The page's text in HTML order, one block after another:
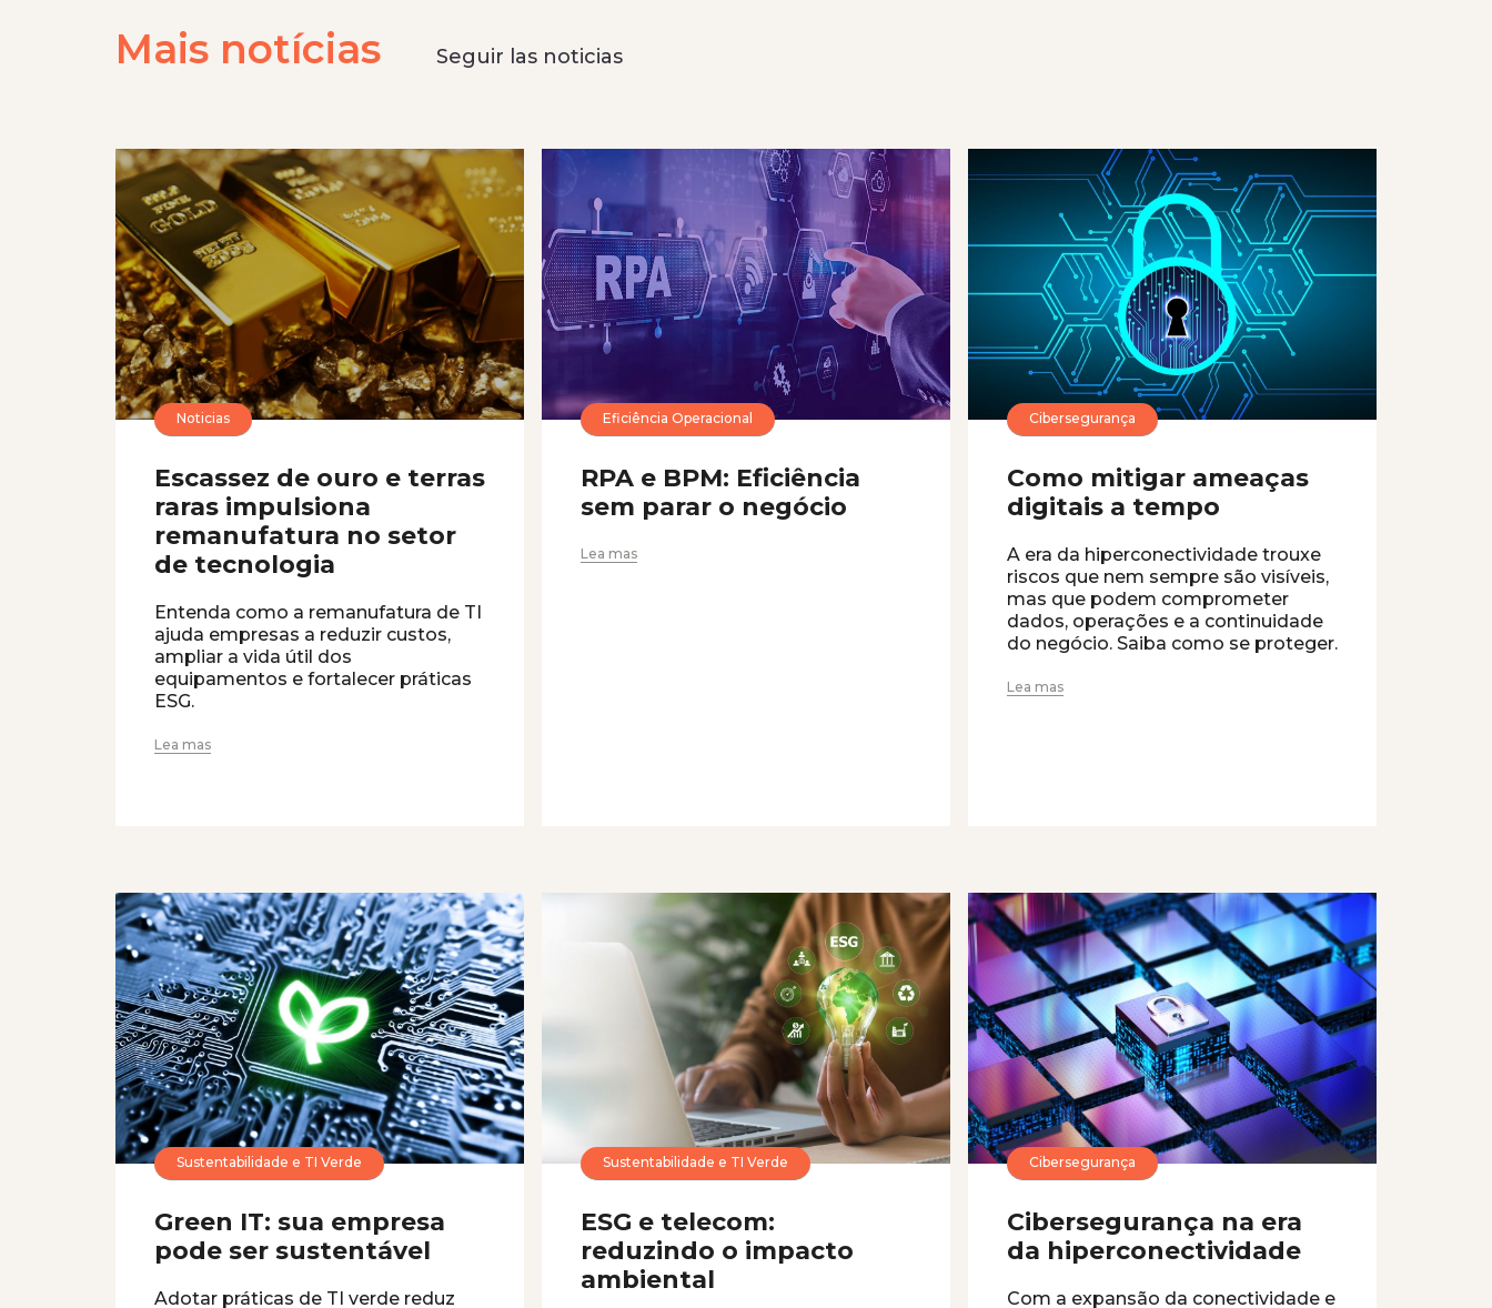
Mais notícias Seguir las noticias
Noticias
Escassez de ouro e terras
raras impulsiona
remanufatura no setor
de tecnologia
Entenda como a remanufatura de TI
ajuda empresas a reduzir custos,
ampliar a vida útil dos
equipamentos e fortalecer práticas
ESG.
Lea mas
Eficiência Operacional
RPA e BPM: Eficiência
sem parar o negócio
Lea mas
Cibersegurança
Como mitigar ameaças
digitais a tempo
A era da hiperconectividade trouxe
riscos que nem sempre são visíveis,
mas que podem comprometer
dados, operações e a continuidade
do negócio. Saiba como se proteger.
Lea mas
Sustentabilidade e TI Verde
Green IT: sua empresa
pode ser sustentável
Adotar práticas de TI verde reduz
Sustentabilidade e TI Verde
ESG e telecom:
reduzindo o impacto
ambiental
Cibersegurança
Cibersegurança na era
da hiperconectividade
Com a expansão da conectividade e